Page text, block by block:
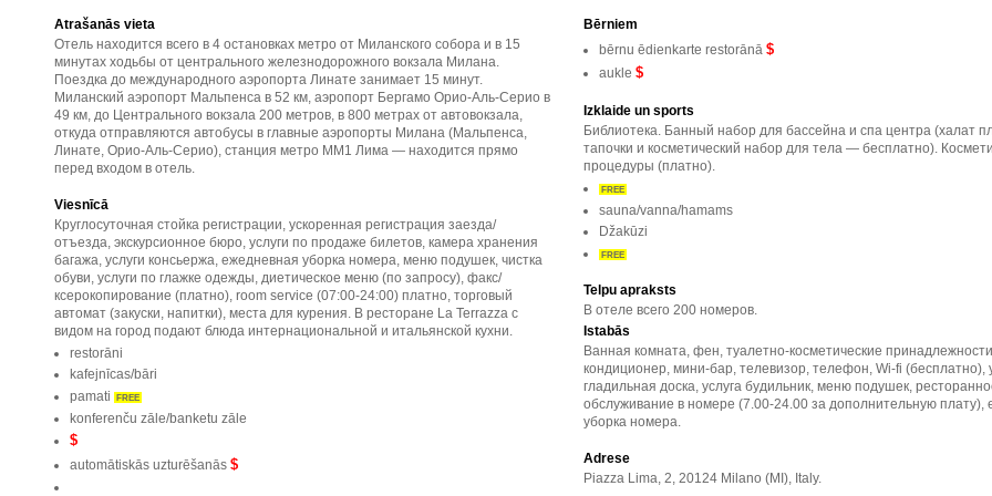
Atrašanās vieta
Отель находится всего в 4 остановках метро от Миланского собора и в 15
минутах ходьбы от центрального железнодорожного вокзала Милана.
Поездка до международного аэропорта Линате занимает 15 минут.
Миланский аэропорт Мальпенса в 52 км, аэропорт Бергамо Орио-Аль-Серио в
49 км, до Центрального вокзала 200 метров, в 800 метрах от автовокзала,
откуда отправляются автобусы в главные аэропорты Милана (Мальпенса,
Линате, Орио-Аль-Серио), станция метро ММ1 Лима — находится прямо
перед входом в отель.
Viesnīcā
Круглосуточная стойка регистрации, ускоренная регистрация заезда/
отъезда, экскурсионное бюро, услуги по продаже билетов, камера хранения
багажа, услуги консьержа, ежедневная уборка номера, меню подушек, чистка
обуви, услуги по глажке одежды, диетическое меню (по запросу), факс/
ксерокопирование (платно), room service (07:00-24:00) платно, торговый
автомат (закуски, напитки), места для курения. В ресторане La Terrazza с
видом на город подают блюда интернациональной и итальянской кухни.
restorāni
kafejnīcas/bāri
pamati FREE
konferenču zāle/banketu zāle
$
automātiskās uzturēšanās $
Bērniem
bērnu ēdienkarte restorānā $
aukle $
Izklaide un sports
Библиотека. Банный набор для бассейна и спа центра (халат
тапочки и косметический набор для тела — бесплатно).
процедуры (платно).
FREE
sauna/vanna/hamams
Džakūzi
FREE
Telpu apraksts
В отеле всего 200 номеров.
Istabās
Ванная комната, фен, туалетно-косметические
кондиционер, мини-бар, телевизор, телефон, Wi-fi (бесплатно),
гладильная доска, услуга будильник, меню подушек,
обслуживание в номере (7.00-24.00 за дополнительную плату),
уборка номера.
Adrese
Piazza Lima, 2, 20124 Milano (MI), Italy.